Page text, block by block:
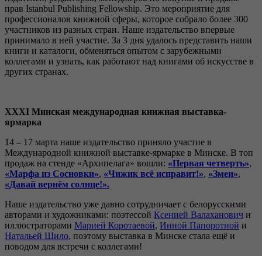
прав Istanbul Publishing Fellowship. Это мероприятие для
профессионалов книжной сферы, которое собрало более 300
участников из разных стран. Наше издательство впервые
принимало в ней участие. За 3 дня удалось представить наши
книги и каталоги, обменяться опытом с зарубежными
коллегами и узнать, как работают над книгами об искусстве в
других странах.
XXХI Минская международная книжная выставка-
ярмарка
14 – 17 марта наше издательство приняло участие в
Международной книжной выставке-ярмарке в Минске. В топ
продаж на стенде «Архипелага» вошли: «Первая четверть»,
«Марфа из Сосновки», «Чижик всё исправит!», «Змеи»,
«Давай вернём солнце!».
Наше издательство уже давно сотрудничает с белорусскими
авторами и художниками: поэтессой Ксенией Валаханович и
иллюстраторами Марией Коротаевой, Инной Папоротной и
Натальей Шило, поэтому выставка в Минске стала ещё и
поводом для встречи с коллегами!